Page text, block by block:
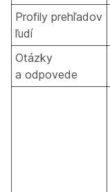
Profily prehľadov
ľudí
Otázky
a odpovede